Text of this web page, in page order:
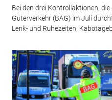
Bei den drei Kontrollaktionen,
Güterverkehr (BAG) im Juli
Lenk- und Ruhezeiten,